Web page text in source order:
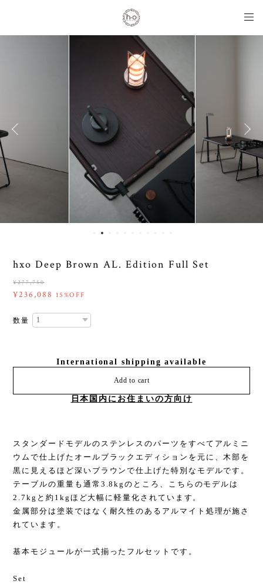
hxo Deep Brown AL. Edition Full Set
¥277,750
¥236,088 15%OFF
数量
International shipping available
Add to cart
日本国内にお住まいの方向け
スタンダードモデルのステンレスのパーツをすべてアルミニ
ウムで仕上げたオールブラックエディションを元に、木部を
黒に見えるほど深いブラウンで仕上げた特別なモデルです。
テーブルの重量も通常3.8kgのところ、こちらのモデルは
2.7kgと約1kgほど大幅に軽量化されています。
金属部分は塗装ではなく耐久性のあるアルマイト処理が施さ
れています。
基本モジュールが一式揃ったフルセットです。
Set